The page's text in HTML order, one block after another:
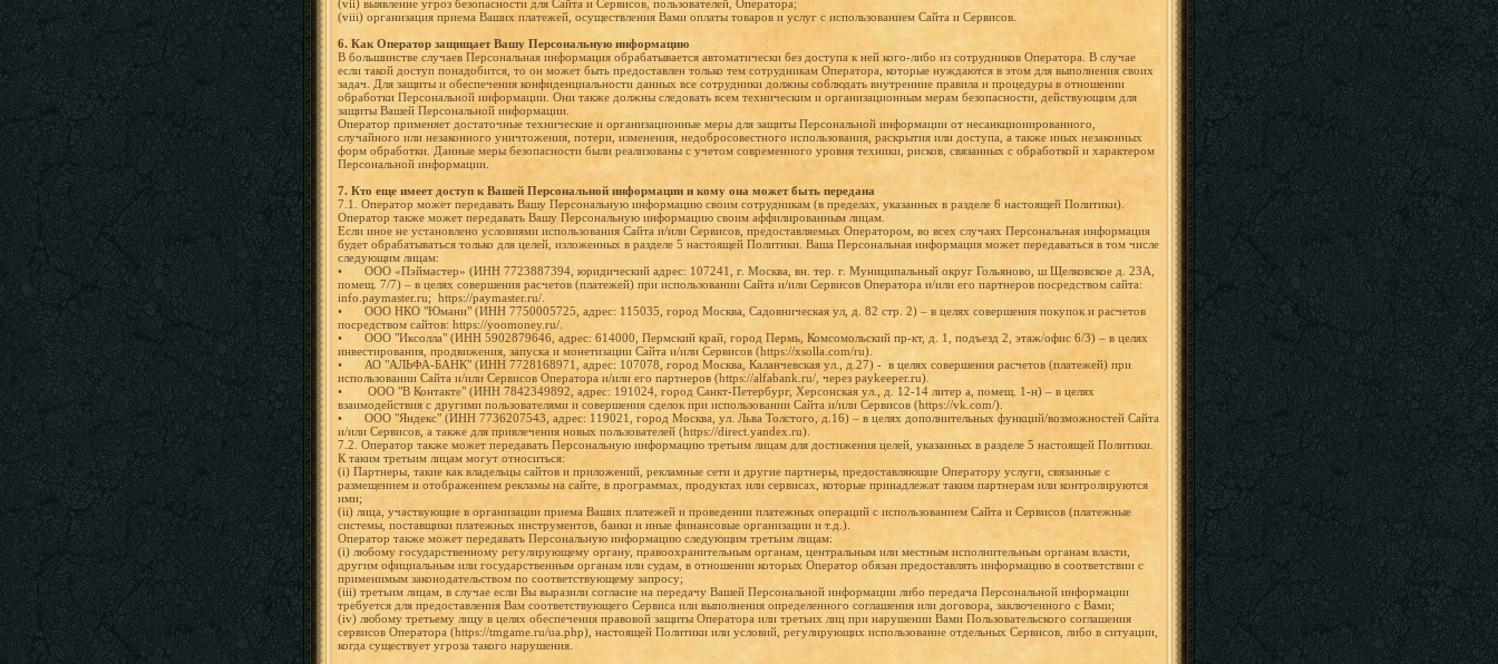
(vii) выявление угроз безопасности для Сайта и Сервисов, пользователей, Оператора;
(viii) организация приема Ваших платежей, осуществления Вами оплаты товаров и услуг с использованием Сайта и Сервисов.
6. Как Оператор защищает Вашу Персональную информацию
В большинстве случаев Персональная информация обрабатывается автоматически без доступа к ней кого-либо из сотрудников Оператора. В случае
если такой доступ понадобится, то он может быть предоставлен только тем сотрудникам Оператора, которые нуждаются в этом для выполнения своих
задач. Для защиты и обеспечения конфиденциальности данных все сотрудники должны соблюдать внутренние правила и процедуры в отношении
обработки Персональной информации. Они также должны следовать всем техническим и организационным мерам безопасности, действующим для
защиты Вашей Персональной информации.
Оператор применяет достаточные технические и организационные меры для защиты Персональной информации от несанкционированного,
случайного или незаконного уничтожения, потери, изменения, недобросовестного использования, раскрытия или доступа, а также иных незаконных
форм обработки. Данные меры безопасности были реализованы с учетом современного уровня техники, рисков, связанных с обработкой и характером
Персональной информации.
7. Кто еще имеет доступ к Вашей Персональной информации и кому она может быть передана
7.1. Оператор может передавать Вашу Персональную информацию своим сотрудникам (в пределах, указанных в разделе 6 настоящей Политики).
Оператор также может передавать Вашу Персональную информацию своим аффилированным лицам.
Если иное не установлено условиями использования Сайта и/или Сервисов, предоставляемых Оператором, во всех случаях Персональная информация
будет обрабатываться только для целей, изложенных в разделе 5 настоящей Политики. Ваша Персональная информация может передаваться в том числе
следующим лицам:
•
ООО «Пэймастер» (ИНН 7723887394, юридический адрес: 107241, г. Москва, вн. тер. г. Муниципальный округ Гольяново, ш Щелковское д. 23А,
помещ. 7/7) – в целях совершения расчетов (платежей) при использовании Сайта и/или Сервисов Оператора и/или его партнеров посредством сайта:
info.paymaster.ru; https://paymaster.ru/.
•
ООО НКО "Юмани" (ИНН 7750005725, адрес: 115035, город Москва, Садовническая ул, д. 82 стр. 2) – в целях совершения покупок и расчетов
посредством сайтов: https://yoomoney.ru/.
•
ООО "Иксолла" (ИНН 5902879646, адрес: 614000, Пермский край, город Пермь, Комсомольский пр-кт, д. 1, подъезд 2, этаж/офис 6/3) – в целях
инвестирования, продвижения, запуска и монетизации Сайта и/или Сервисов (https://xsolla.com/ru).
•
АО "АЛЬФА-БАНК" (ИНН 7728168971, адрес: 107078, город Москва, Каланчевская ул., д.27) - в целях совершения расчетов (платежей) при
использовании Сайта и/или Сервисов Оператора и/или его партнеров (https://alfabank.ru/, через paykeeper.ru).
•
ООО "В Контакте" (ИНН 7842349892, адрес: 191024, город Санкт-Петербург, Херсонская ул., д. 12-14 литер а, помещ. 1-н) – в целях
взаимодействия с другими пользователями и совершения сделок при использовании Сайта и/или Сервисов (https://vk.com/).
•
ООО "Яндекс" (ИНН 7736207543, адрес: 119021, город Москва, ул. Льва Толстого, д.16) – в целях дополнительных функций/возможностей Сайта
и/или Сервисов, а также для привлечения новых пользователей (https://direct.yandex.ru).
7.2. Оператор также может передавать Персональную информацию третьим лицам для достижения целей, указанных в разделе 5 настоящей Политики.
К таким третьим лицам могут относиться:
(i) Партнеры, такие как владельцы сайтов и приложений, рекламные сети и другие партнеры, предоставляющие Оператору услуги, связанные с
размещением и отображением рекламы на сайте, в программах, продуктах или сервисах, которые принадлежат таким партнерам или контролируются
ими;
(ii) лица, участвующие в организации приема Ваших платежей и проведении платежных операций с использованием Сайта и Сервисов (платежные
системы, поставщики платежных инструментов, банки и иные финансовые организации и т.д.).
Оператор также может передавать Персональную информацию следующим третьим лицам:
(i) любому государственному регулирующему органу, правоохранительным органам, центральным или местным исполнительным органам власти,
другим официальным или государственным органам или судам, в отношении которых Оператор обязан предоставлять информацию в соответствии с
применимым законодательством по соответствующему запросу;
(iii) третьим лицам, в случае если Вы выразили согласие на передачу Вашей Персональной информации либо передача Персональной информации
требуется для предоставления Вам соответствующего Сервиса или выполнения определенного соглашения или договора, заключенного с Вами;
(iv) любому третьему лицу в целях обеспечения правовой защиты Оператора или третьих лиц при нарушении Вами Пользовательского соглашения
сервисов Оператора (https://tmgame.ru/ua.php), настоящей Политики или условий, регулирующих использование отдельных Сервисов, либо в ситуации,
когда существует угроза такого нарушения.